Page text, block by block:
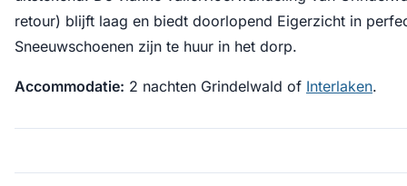
retour) blijft laag en biedt doorlopend Eigerzicht in
Sneeuwschoenen zijn te huur in het dorp.
Accommodatie: 2 nachten Grindelwald of Interlaken.